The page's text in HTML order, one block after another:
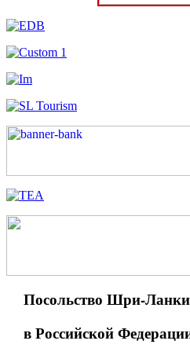
Посольство Шри-Ланки
в Российской